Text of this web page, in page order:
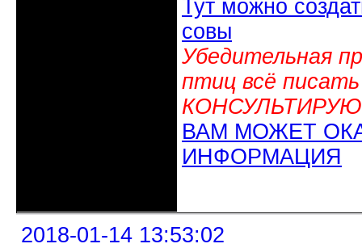
Тут можно
совы
Убедительная
птиц всё
ВАМ МОЖЕТ
ИНФОРМАЦИЯ
2018-01-14 13:53:02